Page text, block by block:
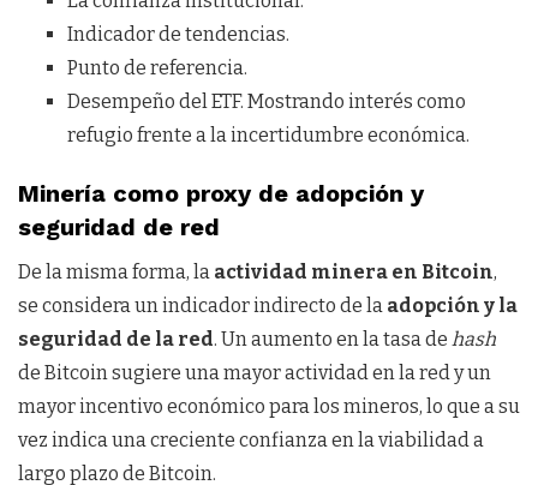
Indicador de tendencias.
Punto de referencia.
Desempeño del ETF. Mostrando interés como
refugio frente a la incertidumbre económica.
Minería como proxy de adopción y
seguridad de red
De la misma forma, la actividad minera en Bitcoin,
se considera un indicador indirecto de la adopción y la
seguridad de la red. Un aumento en la tasa de hash
de Bitcoin sugiere una mayor actividad en la red y un
mayor incentivo económico para los mineros, lo que a su
vez indica una creciente confianza en la viabilidad a
largo plazo de Bitcoin.